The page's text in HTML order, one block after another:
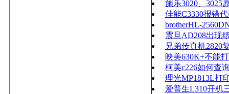
施乐3020、3025
佳能C3330报错代
brotherHL-
震旦AD208出现
兄弟传真机2820
映美630K+不能
柯美c226如何查
理光MP1813L打
爱普生L310开机